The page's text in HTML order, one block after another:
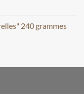
240 grammes